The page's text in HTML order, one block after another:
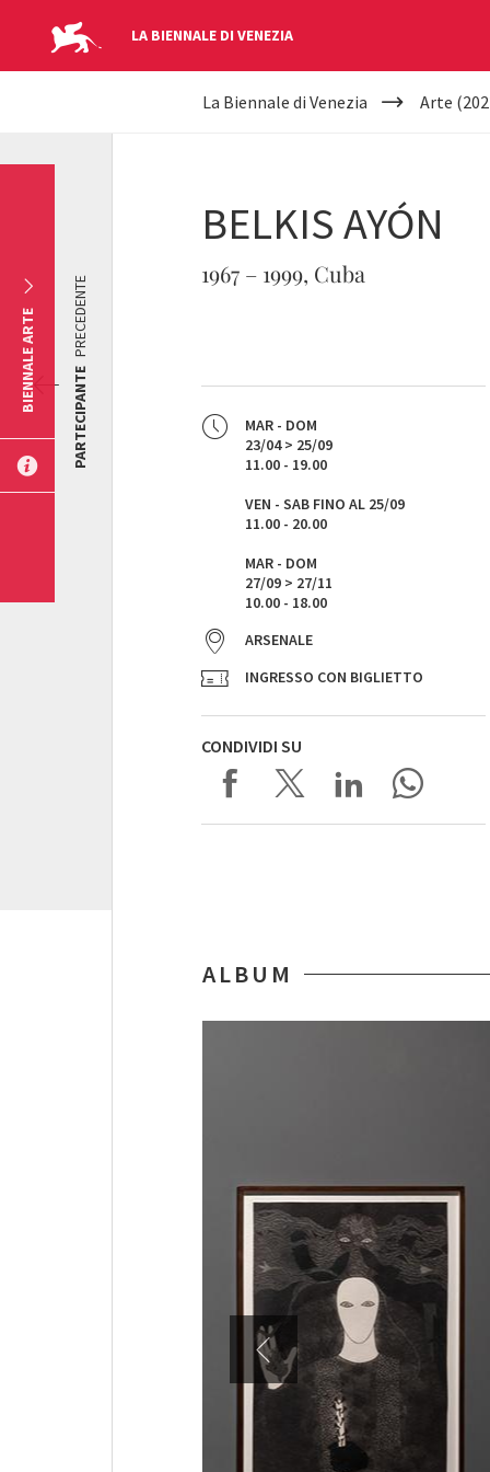
LA BIENNALE DI VENEZIA
YOUR
La Biennale di Venezia Arte
BELKIS AYÓN
1967 – 1999, Cuba
MAR - DOM
23/04 > 25/09
11.00 - 19.00
VEN - SAB FINO AL 25/09
11.00 - 20.00
MAR - DOM
27/09 > 27/11
10.00 - 18.00
ARSENALE
INGRESSO CON BIGLIETTO
CONDIVIDI SU
PARTECIPANTE
PRECEDENTE
ALBUM
BIENNALE ARTE